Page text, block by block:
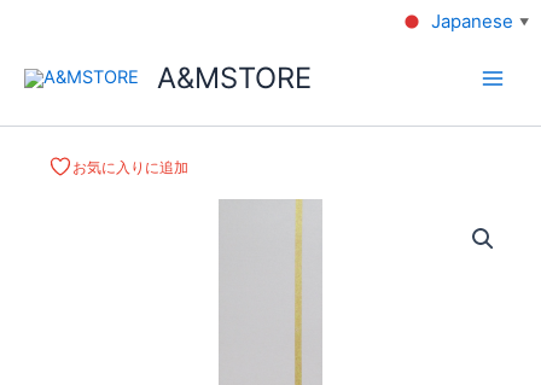
A&MSTORE
お気に入りに追加
Japanese ▼